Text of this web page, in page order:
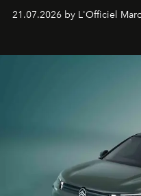
constructeur allemand a
fétiche pour le rendre
21.07.2026 by L'Officiel